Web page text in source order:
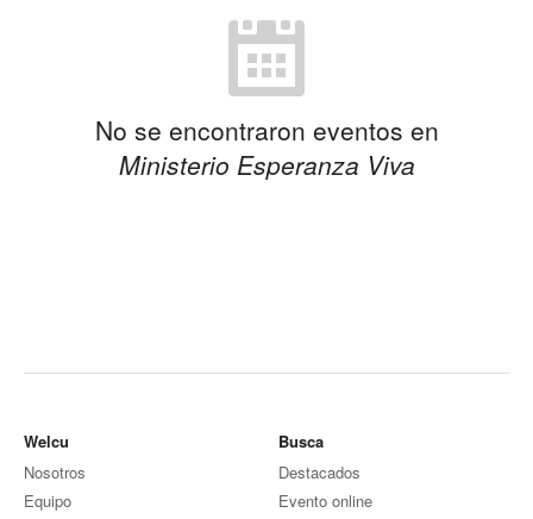
No se encontraron eventos en
Ministerio Esperanza Viva
Welcu
Nosotros
Equipo
Busca
Destacados
Evento online